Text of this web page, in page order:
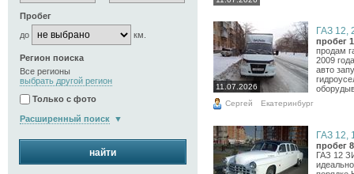
Пробег
до
км.
Регион поиска
Все регионы
выбрать другой регион
Только с фото
Расширенный поиск
найти
11.07.2026
ГАЗ 12,
пробег
продам
2009
авто
Сергей Екатеринбург
ГАЗ 12,
пробег
ГАЗ 12